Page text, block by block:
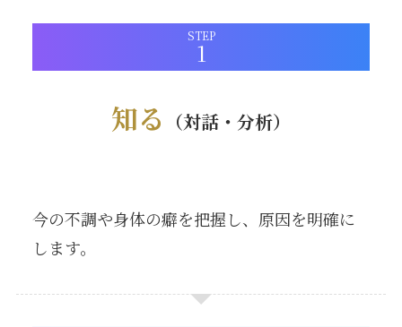
STEP
知る （対話・分析）
今の不調や身体の癖を把握し、原因を明確に
します。